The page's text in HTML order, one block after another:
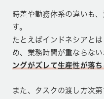
時差や勤務体系の違いも
す。
たとえばインドネシアと
め、業務時間が重ならない
ングがズレて生産性が落ち
また、タスクの渡し方次